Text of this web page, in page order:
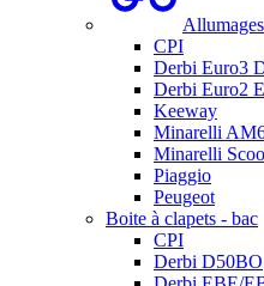
Allumages
CPI
Derbi Euro3
Derbi Euro2
Keeway
Minarelli
Minarelli
Piaggio
Peugeot
Boite à clapets - bac
CPI
Derbi D50BO